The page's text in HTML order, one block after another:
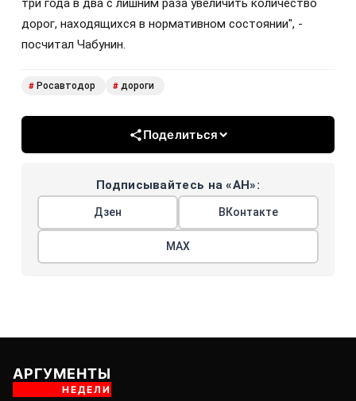
три года в два с лишним раза увеличить количество
дорог, находящихся в нормативном состоянии", -
посчитал Чабунин.
# Росавтодор # дороги
Поделиться
Подписывайтесь на «АН»:
Дзен ВКонтакте
МАХ
АРГУМЕНТЫ
НЕДЕЛИ